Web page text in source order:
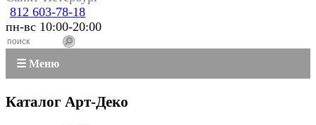
812 603-78-18
пн-вс 10:00-20:00
☰ Меню
Каталог Арт-Деко